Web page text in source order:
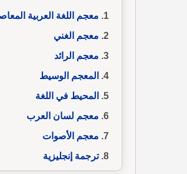
معجم اللغة العربية
معجم الغني
معجم الرائد
المعجم الوسيط
المحيط في اللغة
معجم لسان العرب
معجم الأصوات
ترجمة إنجليزية